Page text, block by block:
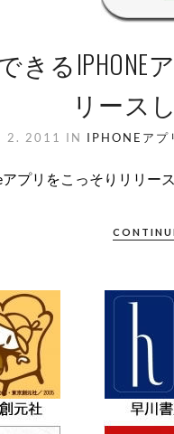
きる
リース
2. 2011 IN IPHONEアプ
プリをこっそりリリー